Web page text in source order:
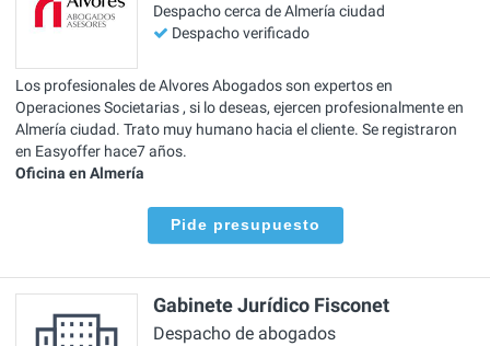
Despacho cerca de Almería ciudad
Despacho verificado
Los profesionales de Alvores Abogados son expertos en
Operaciones Societarias , si lo deseas, ejercen profesionalmente en
Almería ciudad. Trato muy humano hacia el cliente. Se registraron
en Easyoffer hace7 años.
Oficina en Almería
Pide presupuesto
Gabinete Jurídico Fisconet
Despacho de abogados